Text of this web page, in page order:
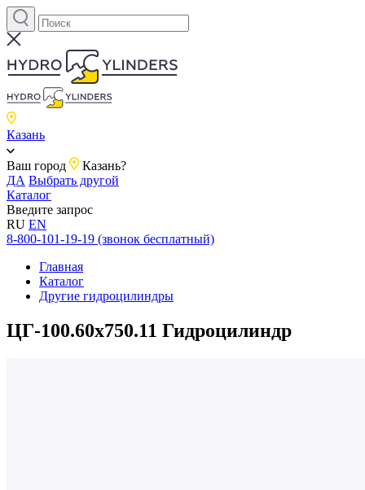
Казань
Ваш город
Казань?
ДА Выбрать другой
Каталог
Введите запрос
RU EN
8-800-101-19-19 (звонок бесплатный)
Главная
Каталог
Другие гидроцилиндры
ЦГ-100.60х750.11 Гидроцилиндр